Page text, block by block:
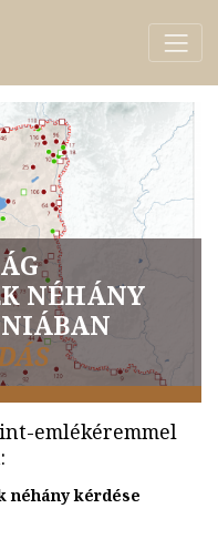
NÉHÁNY
emlékéremmel
néhány kérdése